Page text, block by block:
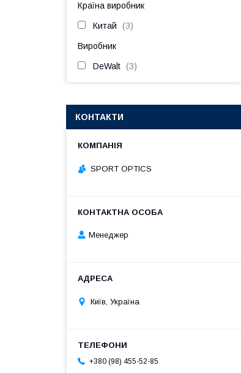
Країна виробник
Китай 3
Виробник
DeWalt 3
КОНТАКТИ
SPORT OPTICS
Менеджер
Київ, Україна
+380 (98) 455-52-85